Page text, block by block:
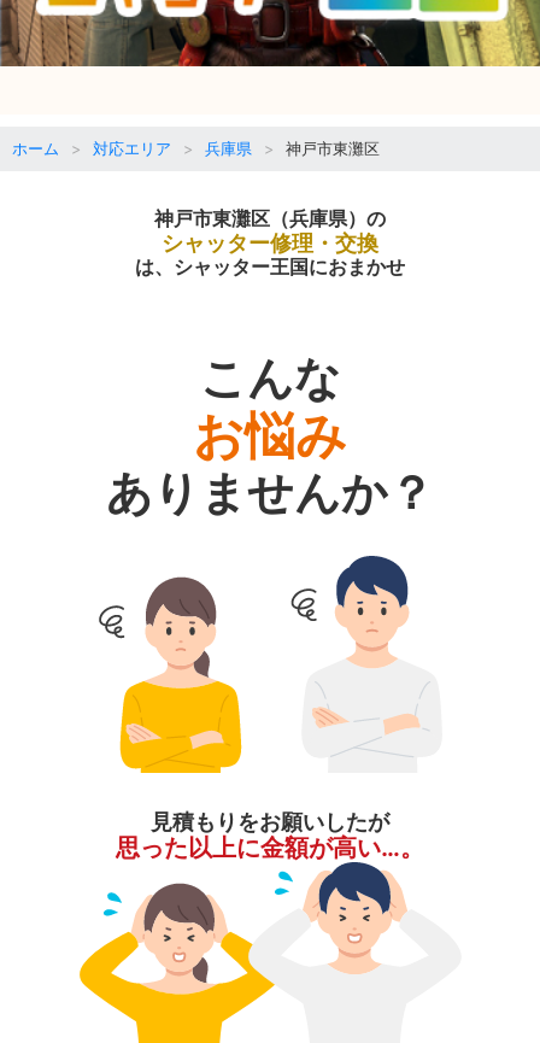
ホーム 対応エリア 兵庫県 神戸市東灘区
神戸市東灘区（兵庫県）の
シャッター修理・交換
は、シャッター王国におまかせ
こんな
お悩み
ありませんか？
見積もりをお願いしたが
思った以上に金額が高い…。